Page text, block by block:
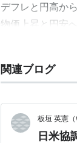
デフレと円高か
物価上昇と円安
安倍＋「エコノ
る）。
関連ブログ
板垣 英憲
日米協